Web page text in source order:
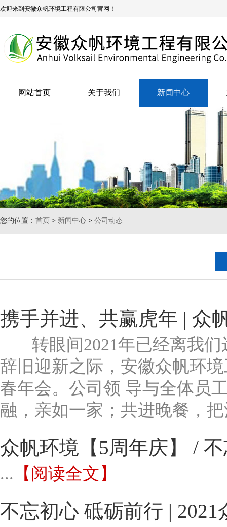
欢迎来到安徽众帆环境工程有限公司官网！
网站首页 关于我们 新闻中心
您的位置： 首页 > 新闻中心 > 公司动态
携手并进、共赢虎年 | 众
转眼间2021年已经离我们
辞旧迎新之际，安徽众帆环
春年会。公司领 导与全体员
融，亲如一家；共进晚餐，
众帆环境【5周年庆】 /
... 【阅读全文】
不忘初心 砥砺前行 |